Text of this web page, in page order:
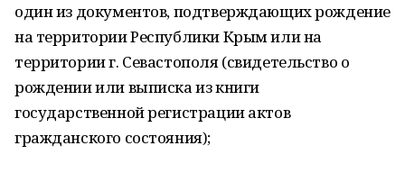
один из документов, подтверждающих рождение
на территории Республики Крым или на
территории г. Севастополя (свидетельство о
рождении или выписка из книги
государственной регистрации актов
гражданского состояния);